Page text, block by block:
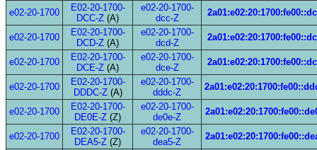
e02-20-1700
E02-20-1700-
DCC-Z (A)
e02-20-1700-
dcc-Z
e02-20-1700
E02-20-1700-
DCD-Z (A)
e02-20-1700-
dcd-Z
e02-20-1700
E02-20-1700-
DCE-Z (A)
e02-20-1700-
dce-Z
e02-20-1700
E02-20-1700-
DDDC-Z(A)
e02-20-1700-
dddc-Z
e02-20-1700
E02-20-1700-
DE0E-Z (Z)
e02-20-1700-
de0e-Z
e02-20-1700
E02-20-1700-
DEA5-Z (Z)
e02-20-1700-
dea5-Z